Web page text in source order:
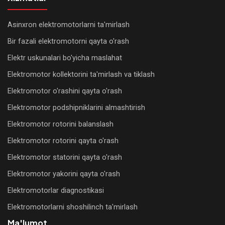
Kollektorli
elektromotorlarni
o'rash
ehtiyot
qismlar
Kran
elektromotorlarini
ta'mirlash
Lift
Asinxron elektromotorlarni ta'mirlash
Bir fazali elektromotorni qayta o'rash
Elektr uskunalari bo'yicha maslahat
Elektromotor kollektorini ta'mirlash va tiklash
Elektromotor o'rashini qayta o'rash
Elektromotor podshipniklarini almashtirish
Elektromotor rotorini balanslash
Elektromotor rotorini qayta o'rash
Elektromotor statorini qayta o'rash
Elektromotor yakorini qayta o'rash
Elektromotorlar diagnostikasi
Elektromotorlarni shoshilinch ta'mirlash
Ma'lumot